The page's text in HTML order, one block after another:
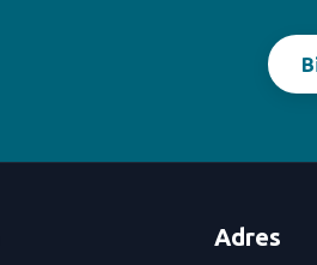
Adres